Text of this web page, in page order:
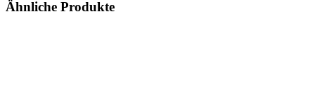
Ähnliche Produkte